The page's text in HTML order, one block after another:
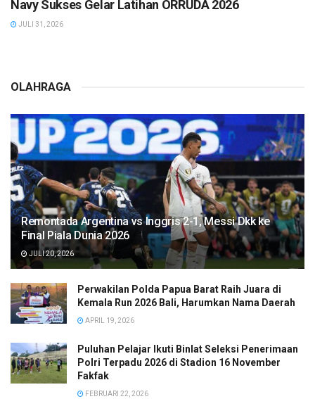
Navy Sukses Gelar Latihan ORRUDA 2026
JULI 31, 2026
OLAHRAGA
Remontada Argentina vs Inggris 2-1, Messi Dkk ke
Final Piala Dunia 2026
JULI 20, 2026
Perwakilan Polda Papua Barat Raih Juara di
Kemala Run 2026 Bali, Harumkan Nama Daerah
APRIL 19, 2026
Puluhan Pelajar Ikuti Binlat Seleksi Penerimaan
Polri Terpadu 2026 di Stadion 16 November
Fakfak
FEBRUARI 22, 2026